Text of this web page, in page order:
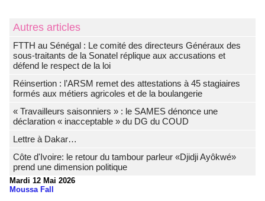
Autres articles
FTTH au Sénégal : Le comité des directeurs Généraux des
sous-traitants de la Sonatel réplique aux accusations et
défend le respect de la loi
Réinsertion : l’ARSM remet des attestations à 45 stagiaires
formés aux métiers agricoles et de la boulangerie
« Travailleurs saisonniers » : le SAMES dénonce une
déclaration « inacceptable » du DG du COUD
Lettre à Dakar…
Côte d'Ivoire: le retour du tambour parleur «Djidji Ayôkwé»
prend une dimension politique
Mardi 12 Mai 2026
Moussa Fall